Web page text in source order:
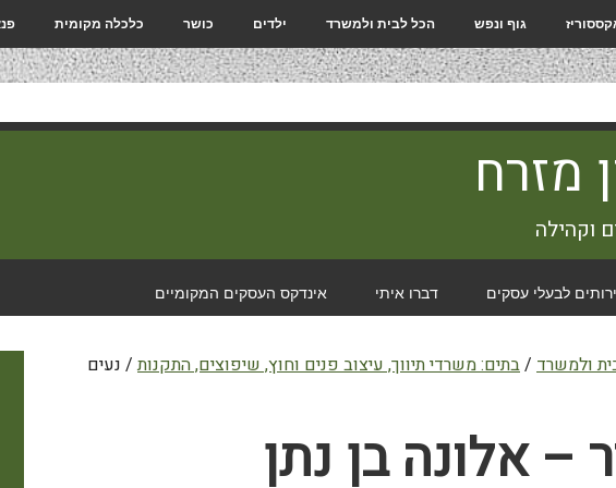
גוף ונפש הכל לבית ולמשרד ילדים כושר כלכלה מקומית
מזרח
וקהילה
לבעלי עסקים דברו איתי אינדקס העסקים המקומיים
ולמשרד /בתים: משרדי תיווך, עיצוב פנים וחוץ, שיפוצים, התקנות / נעים
– אלונה בן נתן